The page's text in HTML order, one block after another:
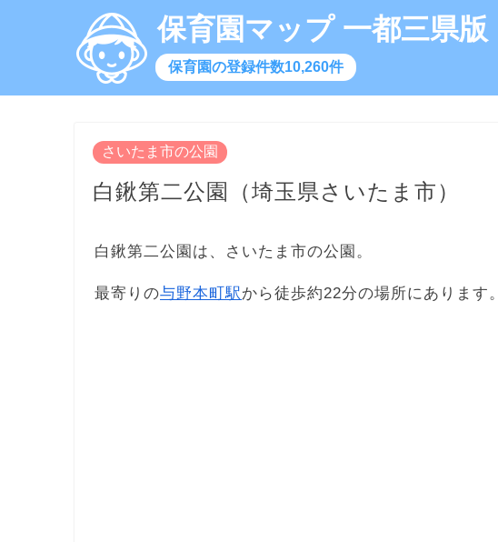
保育園マップ 一都三県版
保育園の登録件数10,260件
さいたま市の公園
白鍬第二公園（埼玉県さいたま市）
白鍬第二公園は、さいたま市の公園。
最寄りの与野本町駅から徒歩約22分の場所にあります。